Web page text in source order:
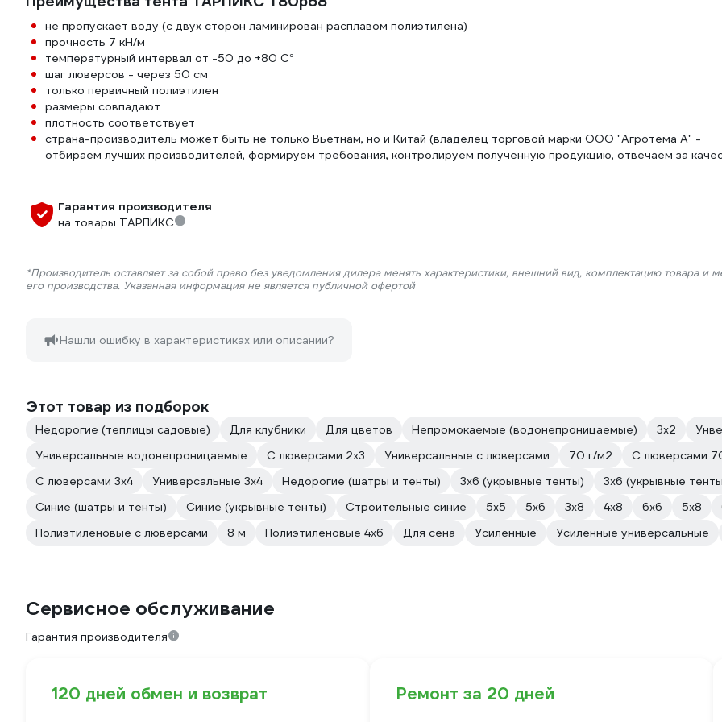
не пропускает воду (с двух сторон ламинирован расплавом полиэтилена)
прочность 7 кН/м
температурный интервал от -50 до +80 С°
шаг люверсов - через 50 см
только первичный полиэтилен
размеры совпадают
плотность соответствует
страна-производитель может быть не только Вьетнам, но и Китай (владелец торговой марки ООО "Агротема А" -
отбираем лучших производителей, формируем требования, контролируем полученную продукцию, отвечаем за
Гарантия производителя
на товары ТАРПИКС
*Производитель оставляет за собой право без уведомления дилера менять характеристики, внешний вид, комплектацию товара и
его производства. Указанная информация не является публичной офертой
Нашли ошибку в характеристиках или описании?
Этот товар из подборок
Недорогие (теплицы садовые) Для клубники Для цветов Непромокаемые (водонепроницаемые) 3х2
Универсальные водонепроницаемые
С люверсами 2х3 Универсальные с люверсами 70 г/м2 С люверсами
С люверсами 3х4
Универсальные 3х4 Недорогие (шатры и тенты) 3х6 (укрывные тенты) 3х6 (укрывные
Синие (шатры и тенты)
Синие (укрывные тенты) Строительные синие 5х5 5х6 3х8 4х8 6х6 5x8
Полиэтиленовые с люверсами
8 м Полиэтиленовые 4х6 Для сена Усиленные Усиленные универсальные
Сервисное обслуживание
Гарантия производителя
120 дней обмен и возврат Ремонт за 20 дней